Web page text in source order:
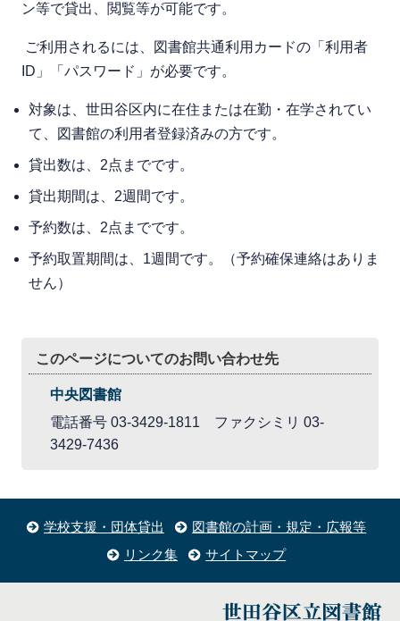
ン等で貸出、閲覧等が可能です。
ご利⽤されるには、図書館共通利用カードの「利用者
ID」「パスワード」が必要です。
対象は、世⽥⾕区内に在住または在勤・在学されてい
て、図書館の利⽤者登録済みの⽅です。
貸出数は、2点までです。
貸出期間は、2週間です。
予約数は、2点までです。
予約取置期間は、1週間です。（予約確保連絡はありま
せん）
このページについてのお問い合わせ先
中央図書館
電話番号 03-3429-1811 ファクシミリ 03-
3429-7436
学校支援・団体貸出
図書館の計画・規定・広報等
リンク集
サイトマップ